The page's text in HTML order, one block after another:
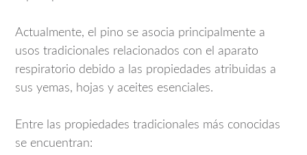
Actualmente, el pino se asocia principalmente a
usos tradicionales relacionados con el aparato
respiratorio debido a las propiedades atribuidas a
sus yemas, hojas y aceites esenciales.
Entre las propiedades tradicionales más conocidas
se encuentran: